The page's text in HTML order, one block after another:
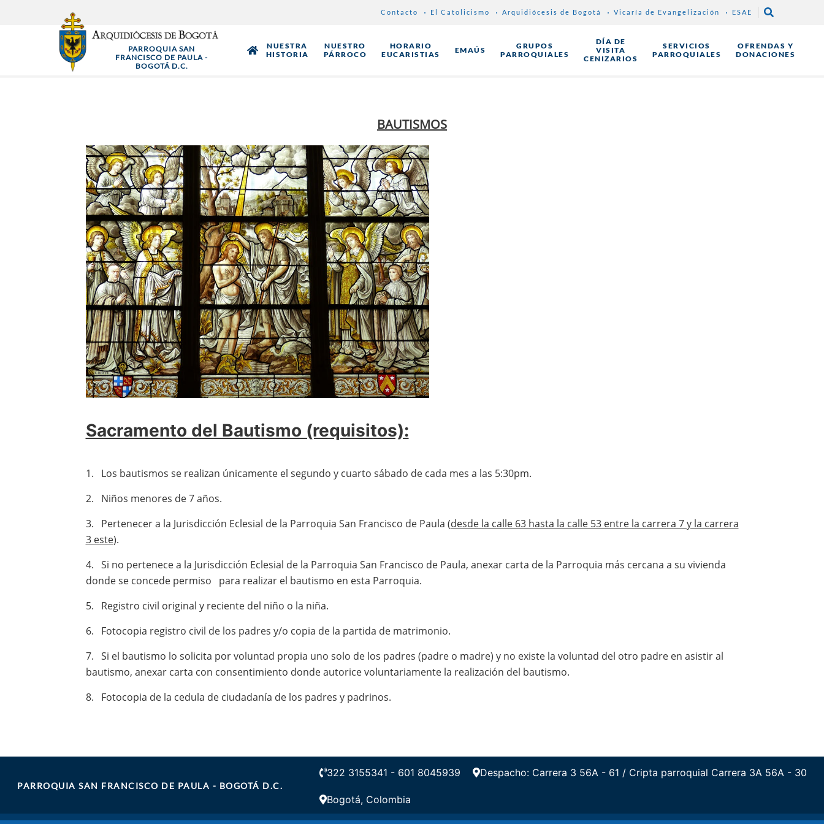
Contacto El Catolicismo Arquidiócesis de Bogotá Vicaría de Evangelización ESAE
PARROQUIA SAN
FRANCISCO DE PAULA -
BOGOTÁ D.C.
NUESTRA
HISTORIA
NUESTRO
PÁRROCO
HORARIO
EUCARISTIAS
EMAÚS
GRUPOS
PARROQUIALES
DÍA DE
VISITA
CENIZARIOS
SERVICIOS
PARROQUIALES
OFRENDAS Y
DONACIONES
BAUTISMOS
Sacramento del Bautismo (requisitos):
1. Los bautismos se realizan únicamente el segundo y cuarto sábado de cada mes a las 5:30pm.
2. Niños menores de 7 años.
3. Pertenecer a la Jurisdicción Eclesial de la Parroquia San Francisco de Paula (desde la calle 63 hasta la calle 53 entre la carrera 7 y la carrera
3 este).
4. Si no pertenece a la Jurisdicción Eclesial de la Parroquia San Francisco de Paula, anexar carta de la Parroquia más cercana a su vivienda
donde se concede permiso para realizar el bautismo en esta Parroquia.
5. Registro civil original y reciente del niño o la niña.
6. Fotocopia registro civil de los padres y/o copia de la partida de matrimonio.
7. Si el bautismo lo solicita por voluntad propia uno solo de los padres (padre o madre) y no existe la voluntad del otro padre en asistir al
bautismo, anexar carta con consentimiento donde autorice voluntariamente la realización del bautismo.
8. Fotocopia de la cedula de ciudadanía de los padres y padrinos.
PARROQUIA SAN FRANCISCO DE PAULA - BOGOTÁ D.C.
322 3155341 - 601 8045939 Despacho: Carrera 3 56A - 61 / Cripta parroquial Carrera 3A 56A - 30
Bogotá, Colombia